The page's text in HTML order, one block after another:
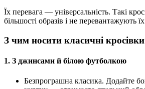
Їх перевага — універсальність. Такі
більшості образів і не перевантажують
З чим носити класичні
1. З джинсами й білою футболкою
Безпрограшна класика. Додайте